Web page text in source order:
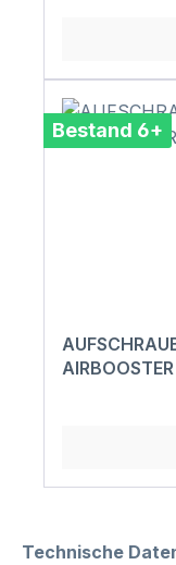
Bestand 6+
Technische